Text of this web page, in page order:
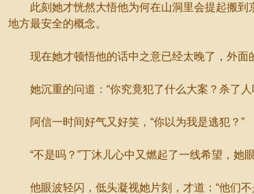
此刻她才恍然大悟他为何在山洞里会提起搬到
地方最安全的概念。
现在她才顿悟他的话中之意已经太晚了，外面
她沉重的问道：“你究竟犯了什么大案？杀了人
阿信一时间好气又好笑，“你以为我是逃犯？”
“不是吗？”丁沐儿心中又燃起了一线希望，她
他眼波轻闪，低头凝视她片刻，才道：“他们不